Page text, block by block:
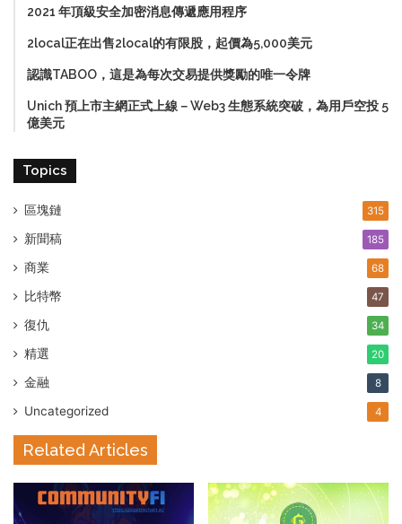
2021 年頂級安全加密消息傳遞應用程序
2local正在出售2local的有限股，起價為5,000美元
認識TABOO，這是為每次交易提供獎勵的唯一令牌
Unich 預上市主網正式上線－Web3 生態系統突破，為用戶空投 5
億美元
Topics
區塊鏈 315
新聞稿 185
商業 68
比特幣 47
復仇 34
精選 20
金融 8
Uncategorized 4
Related Articles